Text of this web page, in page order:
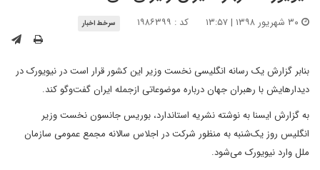
کد : ۱۹۸۶۳۹۹ سرخط اخبار
بنابر گزارش یک رسانه انگلیسی نخست وزیر این کشور قرار است در نیویورک در
دیدارهایش با رهبران جهان درباره موضوعاتی ازجمله ایران گفت‌وگو کند.
به گزارش ایسنا به نوشته نشریه استاندارد، بوریس جانسون نخست وزیر
انگلیس روز یک‌شنبه به منظور شرکت در اجلاس سالانه مجمع عمومی سازمان
ملل وارد نیویورک می‌شود.